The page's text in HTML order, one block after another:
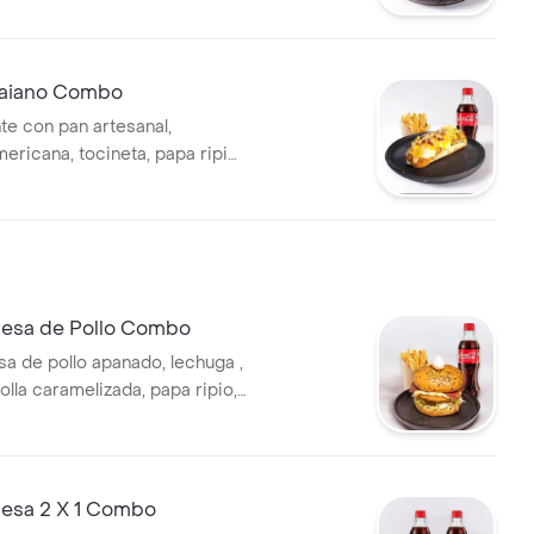
Combo
con pan artesanal,
tocineta, papa ripio,
queso, hogao + papas
de Pollo Combo
de pollo apanado, lechuga ,
caramelizada, papa ripio,
de codorniz + papa ala
2 X 1 Combo